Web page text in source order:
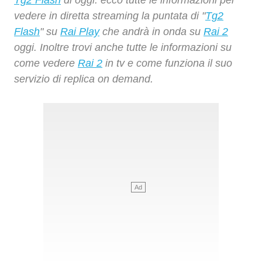
vedere in diretta streaming la puntata di "Tg2
Flash" su Rai Playche andrà in onda su Rai 2
oggi. Inoltre trovi anche tutte le informazioni su
come vedere Rai 2 in tv e come funziona il suo
servizio di replica on demand.